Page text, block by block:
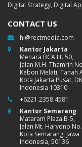
Digital Strategy, Digital
CONTACT US
hi@rectmedia.com
Kantor Jakarta
Menara BCA Lt. 50,
Jalan M.H. Thamrin
Kebon Melati, Tanah
Kota Jakarta Pusat,
Indonesia 10310
+6221.2358.4581
Kantor Semarang
Mataram Plaza B-5,
Jalan Mt. Haryono
Kota Semarang, Jawa
Indonesia, 50136